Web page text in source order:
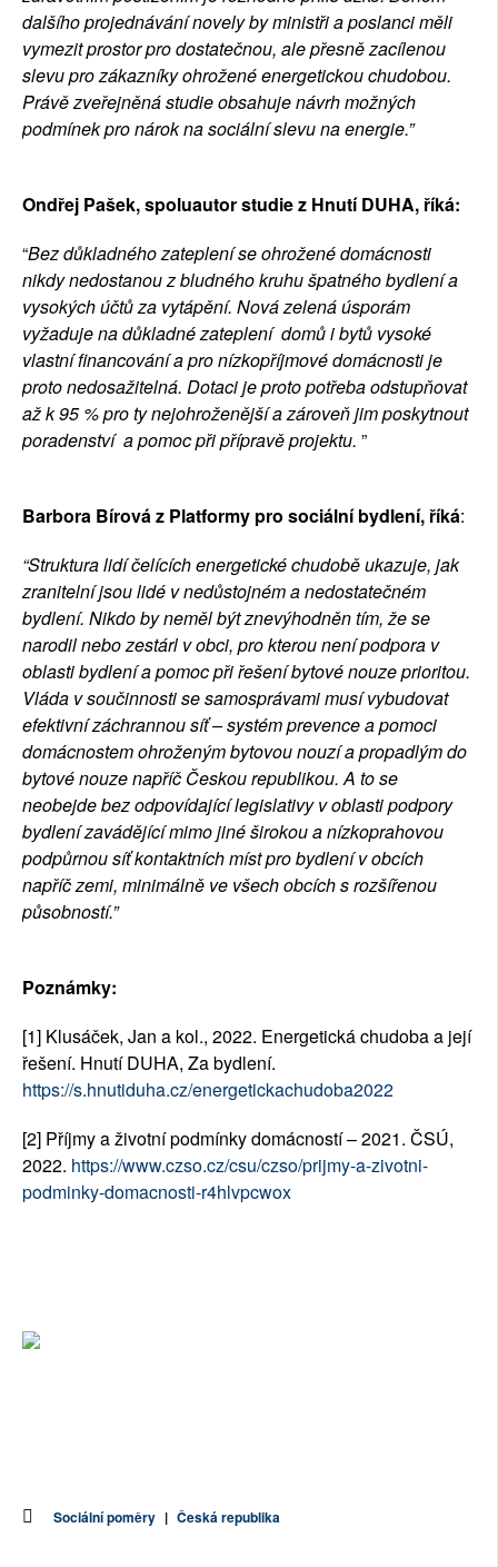
dalšího projednávání novely by ministři a poslanci měli
vymezit prostor pro dostatečnou, ale přesně zacílenou
slevu pro zákazníky ohrožené energetickou chudobou.
Právě zveřejněná studie obsahuje návrh možných
podmínek pro nárok na sociální slevu na energie.”
Ondřej Pašek, spoluautor studie z Hnutí DUHA, říká:
“Bez důkladného zateplení se ohrožené domácnosti
nikdy nedostanou z bludného kruhu špatného bydlení a
vysokých účtů za vytápění. Nová zelená úsporám
vyžaduje na důkladné zateplení  domů i bytů vysoké
vlastní financování a pro nízkopříjmové domácnosti je
proto nedosažitelná. Dotaci je proto potřeba odstupňovat
až k 95 % pro ty nejohroženější a zároveň jim poskytnout
poradenství  a pomoc při přípravě projektu. ”
Barbora Bírová z Platformy pro sociální bydlení, říká:
“Struktura lidí čelících energetické chudobě ukazuje, jak
zranitelní jsou lidé v nedůstojném a nedostatečném
bydlení. Nikdo by neměl být znevýhodněn tím, že se
narodil nebo zestárl v obci, pro kterou není podpora v
oblasti bydlení a pomoc při řešení bytové nouze prioritou.
Vláda v součinnosti se samosprávami musí vybudovat
efektivní záchrannou síť – systém prevence a pomoci
domácnostem ohroženým bytovou nouzí a propadlým do
bytové nouze napříč Českou republikou. A to se
neobejde bez odpovídající legislativy v oblasti podpory
bydlení zavádějící mimo jiné širokou a nízkoprahovou
podpůrnou síť kontaktních míst pro bydlení v obcích
napříč zemi, minimálně ve všech obcích s rozšířenou
působností.”
Poznámky:
[1] Klusáček, Jan a kol., 2022. Energetická chudoba a její
https://s.hnutiduha.cz/energetickachudoba2022
[2] Příjmy a životní podmínky domácností – 2021. ČSÚ,
2022. https://www.czso.cz/csu/czso/prijmy-a-zivotni-
podminky-domacnosti-r4hlvpcwox
Sociální poměry | Česká republika